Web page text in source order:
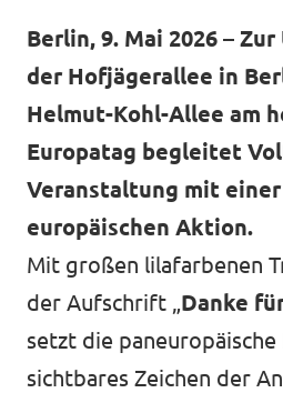
Berlin, 9. Mai 2026 –
der Hofjägerallee in
Helmut-Kohl-Allee am
Europatag begleitet
Veranstaltung mit
europäischen Aktion.
Mit großen lilafarbenen
der Aufschrift „Danke
setzt die paneuropäische
sichtbares Zeichen der